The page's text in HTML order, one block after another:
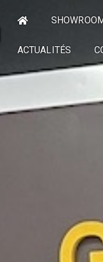
ACTUALITÉS